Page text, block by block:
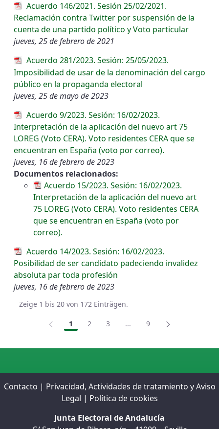
Acuerdo 146/2021. Sesión 25/02/2021.
Reclamación contra Twitter por suspensión de la
cuenta de una partido político y Voto particular
jueves, 25 de febrero de 2021
Acuerdo 281/2023. Sesión: 25/05/2023.
Imposibilidad de usar de la denominación del cargo
público en la propaganda electoral
jueves, 25 de mayo de 2023
Acuerdo 9/2023. Sesión: 16/02/2023.
Interpretación de la aplicación del nuevo art 75
LOREG (Voto CERA). Voto residentes CERA que se
encuentran en España (voto por correo).
jueves, 16 de febrero de 2023
Documentos relacionados:
Acuerdo 15/2023. Sesión: 16/02/2023.
Interpretación de la aplicación del nuevo art
75 LOREG (Voto CERA). Voto residentes CERA
que se encuentran en España (voto por
correo).
Acuerdo 14/2023. Sesión: 16/02/2023.
Posibilidad de ser candidato padeciendo invalidez
absoluta par toda profesión
jueves, 16 de febrero de 2023
Zeige 1 bis 20 von 172 Einträgen.
Seite
1 Seite
2 Seite
3 ...Zwischenseiten
Seite
9
Contacto | Privacidad, Actividades de tratamiento y Aviso
Legal | Política de cookies
Junta Electoral de Andalucía